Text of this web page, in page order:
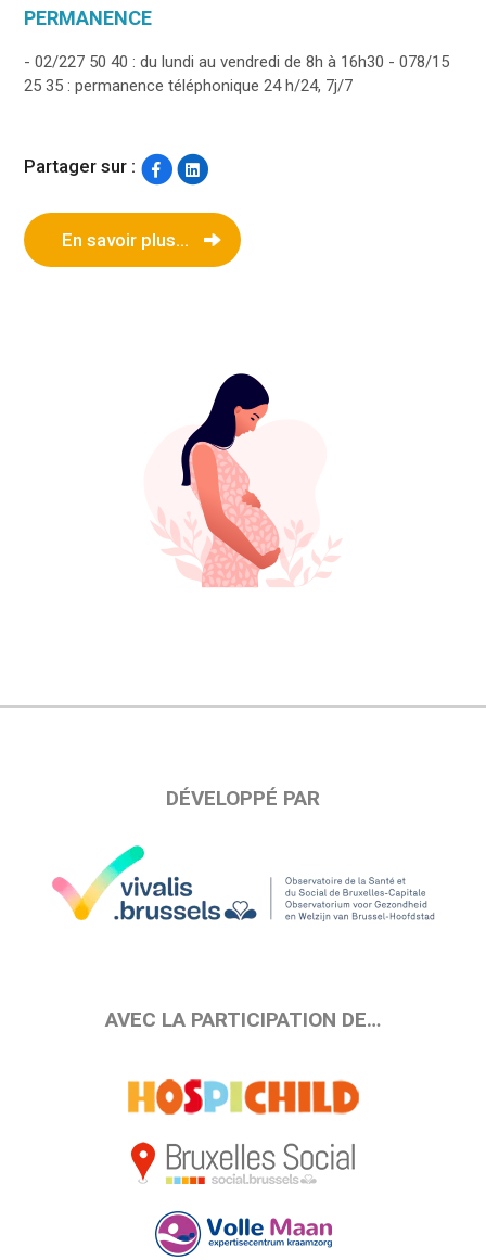
PERMANENCE
- 02/227 50 40 : du lundi au vendredi de 8h à 16h30 - 078/15
25 35 : permanence téléphonique 24 h/24, 7j/7
Partager sur :
En savoir plus...
DÉVELOPPÉ PAR
AVEC LA PARTICIPATION DE…